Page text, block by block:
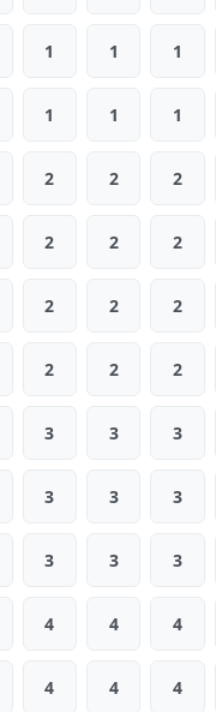
1 1 1
1 1 1
2 2 2
2 2 2
2 2 2
2 2 2
3 3 3
3 3 3
3 3 3
4 4 4
4 4 4